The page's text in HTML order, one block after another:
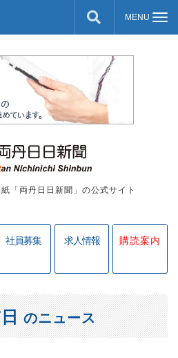
「両丹日日新聞」の公式サイト
社員募集 求人情報 購読案内
のニュース